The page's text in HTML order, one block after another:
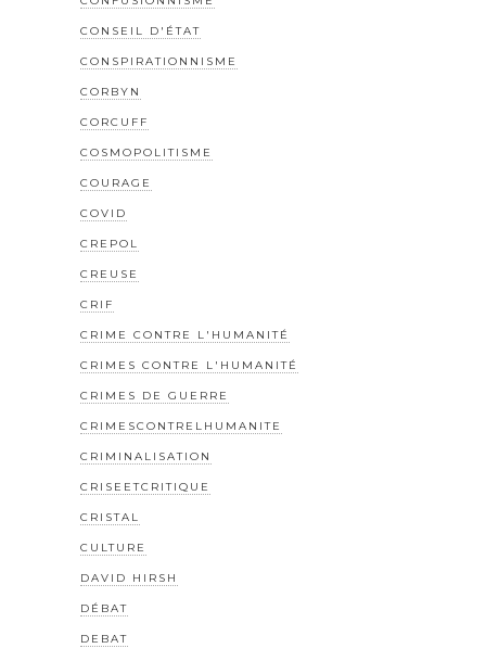
CONSEIL D'ÉTAT
CONSPIRATIONNISME
CORBYN
CORCUFF
COSMOPOLITISME
COURAGE
COVID
CREPOL
CREUSE
CRIF
CRIME CONTRE L'HUMANITÉ
CRIMES CONTRE L'HUMANITÉ
CRIMES DE GUERRE
CRIMESCONTRELHUMANITE
CRIMINALISATION
CRISEETCRITIQUE
CRISTAL
CULTURE
DAVID HIRSH
DÉBAT
DEBAT